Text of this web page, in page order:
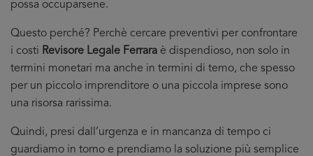
possa occuparsene.
Questo perché? Perchè cercare preventivi per confrontare
i costi Revisore Legale Ferrara è dispendioso, non solo in
termini monetari ma anche in termini di temo, che spesso
per un piccolo imprenditore o una piccola imprese sono
una risorsa rarissima.
Quindi, presi dall’urgenza e in mancanza di tempo ci
guardiamo in torno e prendiamo la soluzione più semplice